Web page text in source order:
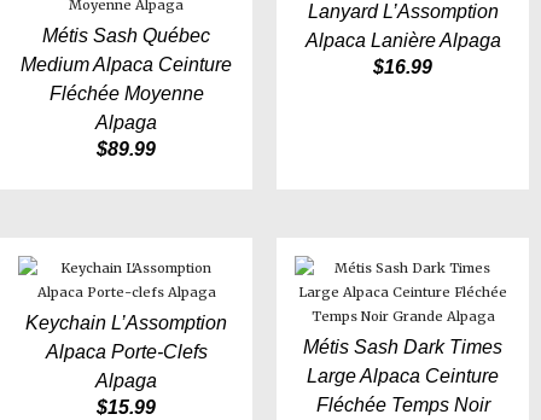
Métis Sash Québec
Medium Alpaca Ceinture
Fléchée Moyenne
Alpaga
$89.99
Lanyard L’Assomption
Alpaca Lanière Alpaga
$16.99
Keychain L’Assomption
Alpaca Porte-Clefs
Alpaga
$15.99
Métis Sash Dark Times
Large Alpaca Ceinture
Fléchée Temps Noir